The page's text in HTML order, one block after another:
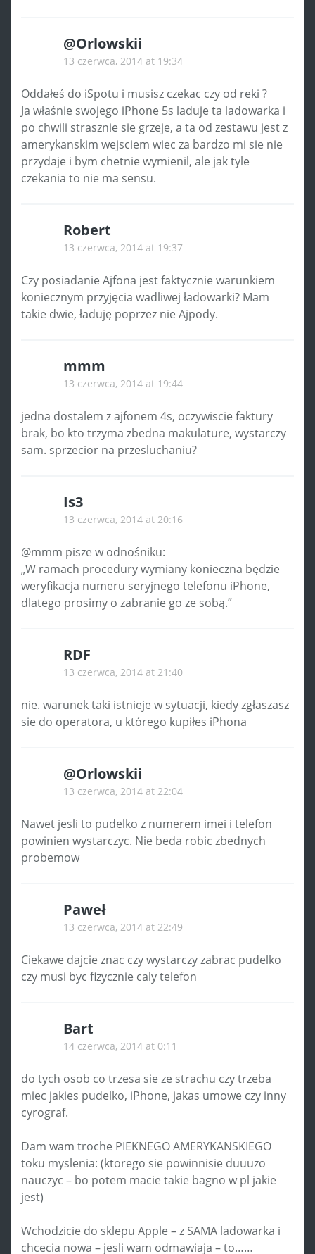
@Orlowskii
13 czerwca, 2014 at 19:34
Oddałeś do iSpotu i musisz czekac czy od reki ?
Ja właśnie swojego iPhone 5s laduje ta ladowarka i
po chwili strasznie sie grzeje, a ta od zestawu jest z
amerykanskim wejsciem wiec za bardzo mi sie nie
przydaje i bym chetnie wymienil, ale jak tyle
czekania to nie ma sensu.
Robert
13 czerwca, 2014 at 19:37
Czy posiadanie Ajfona jest faktycznie warunkiem
koniecznym przyjęcia wadliwej ładowarki? Mam
takie dwie, ładuję poprzez nie Ajpody.
mmm
13 czerwca, 2014 at 19:44
jedna dostalem z ajfonem 4s, oczywiscie faktury
brak, bo kto trzyma zbedna makulature, wystarczy
sam. sprzecior na przesluchaniu?
Is3
13 czerwca, 2014 at 20:16
@mmm pisze w odnośniku:
„W ramach procedury wymiany konieczna będzie
weryfikacja numeru seryjnego telefonu iPhone,
dlatego prosimy o zabranie go ze sobą.”
RDF
13 czerwca, 2014 at 21:40
nie. warunek taki istnieje w sytuacji, kiedy zgłaszasz
sie do operatora, u którego kupiłes iPhona
@Orlowskii
13 czerwca, 2014 at 22:04
Nawet jesli to pudelko z numerem imei i telefon
powinien wystarczyc. Nie beda robic zbednych
probemow
Paweł
13 czerwca, 2014 at 22:49
Ciekawe dajcie znac czy wystarczy zabrac pudelko
czy musi byc fizycznie caly telefon
Bart
14 czerwca, 2014 at 0:11
do tych osob co trzesa sie ze strachu czy trzeba
miec jakies pudelko, iPhone, jakas umowe czy inny
cyrograf.
Dam wam troche PIEKNEGO AMERYKANSKIEGO
toku myslenia: (ktorego sie powinnisie duuuzo
nauczyc – bo potem macie takie bagno w pl jakie
jest)
Wchodzicie do sklepu Apple – z SAMA ladowarka i
chcecia nowa – jesli wam odmawiaja – to……